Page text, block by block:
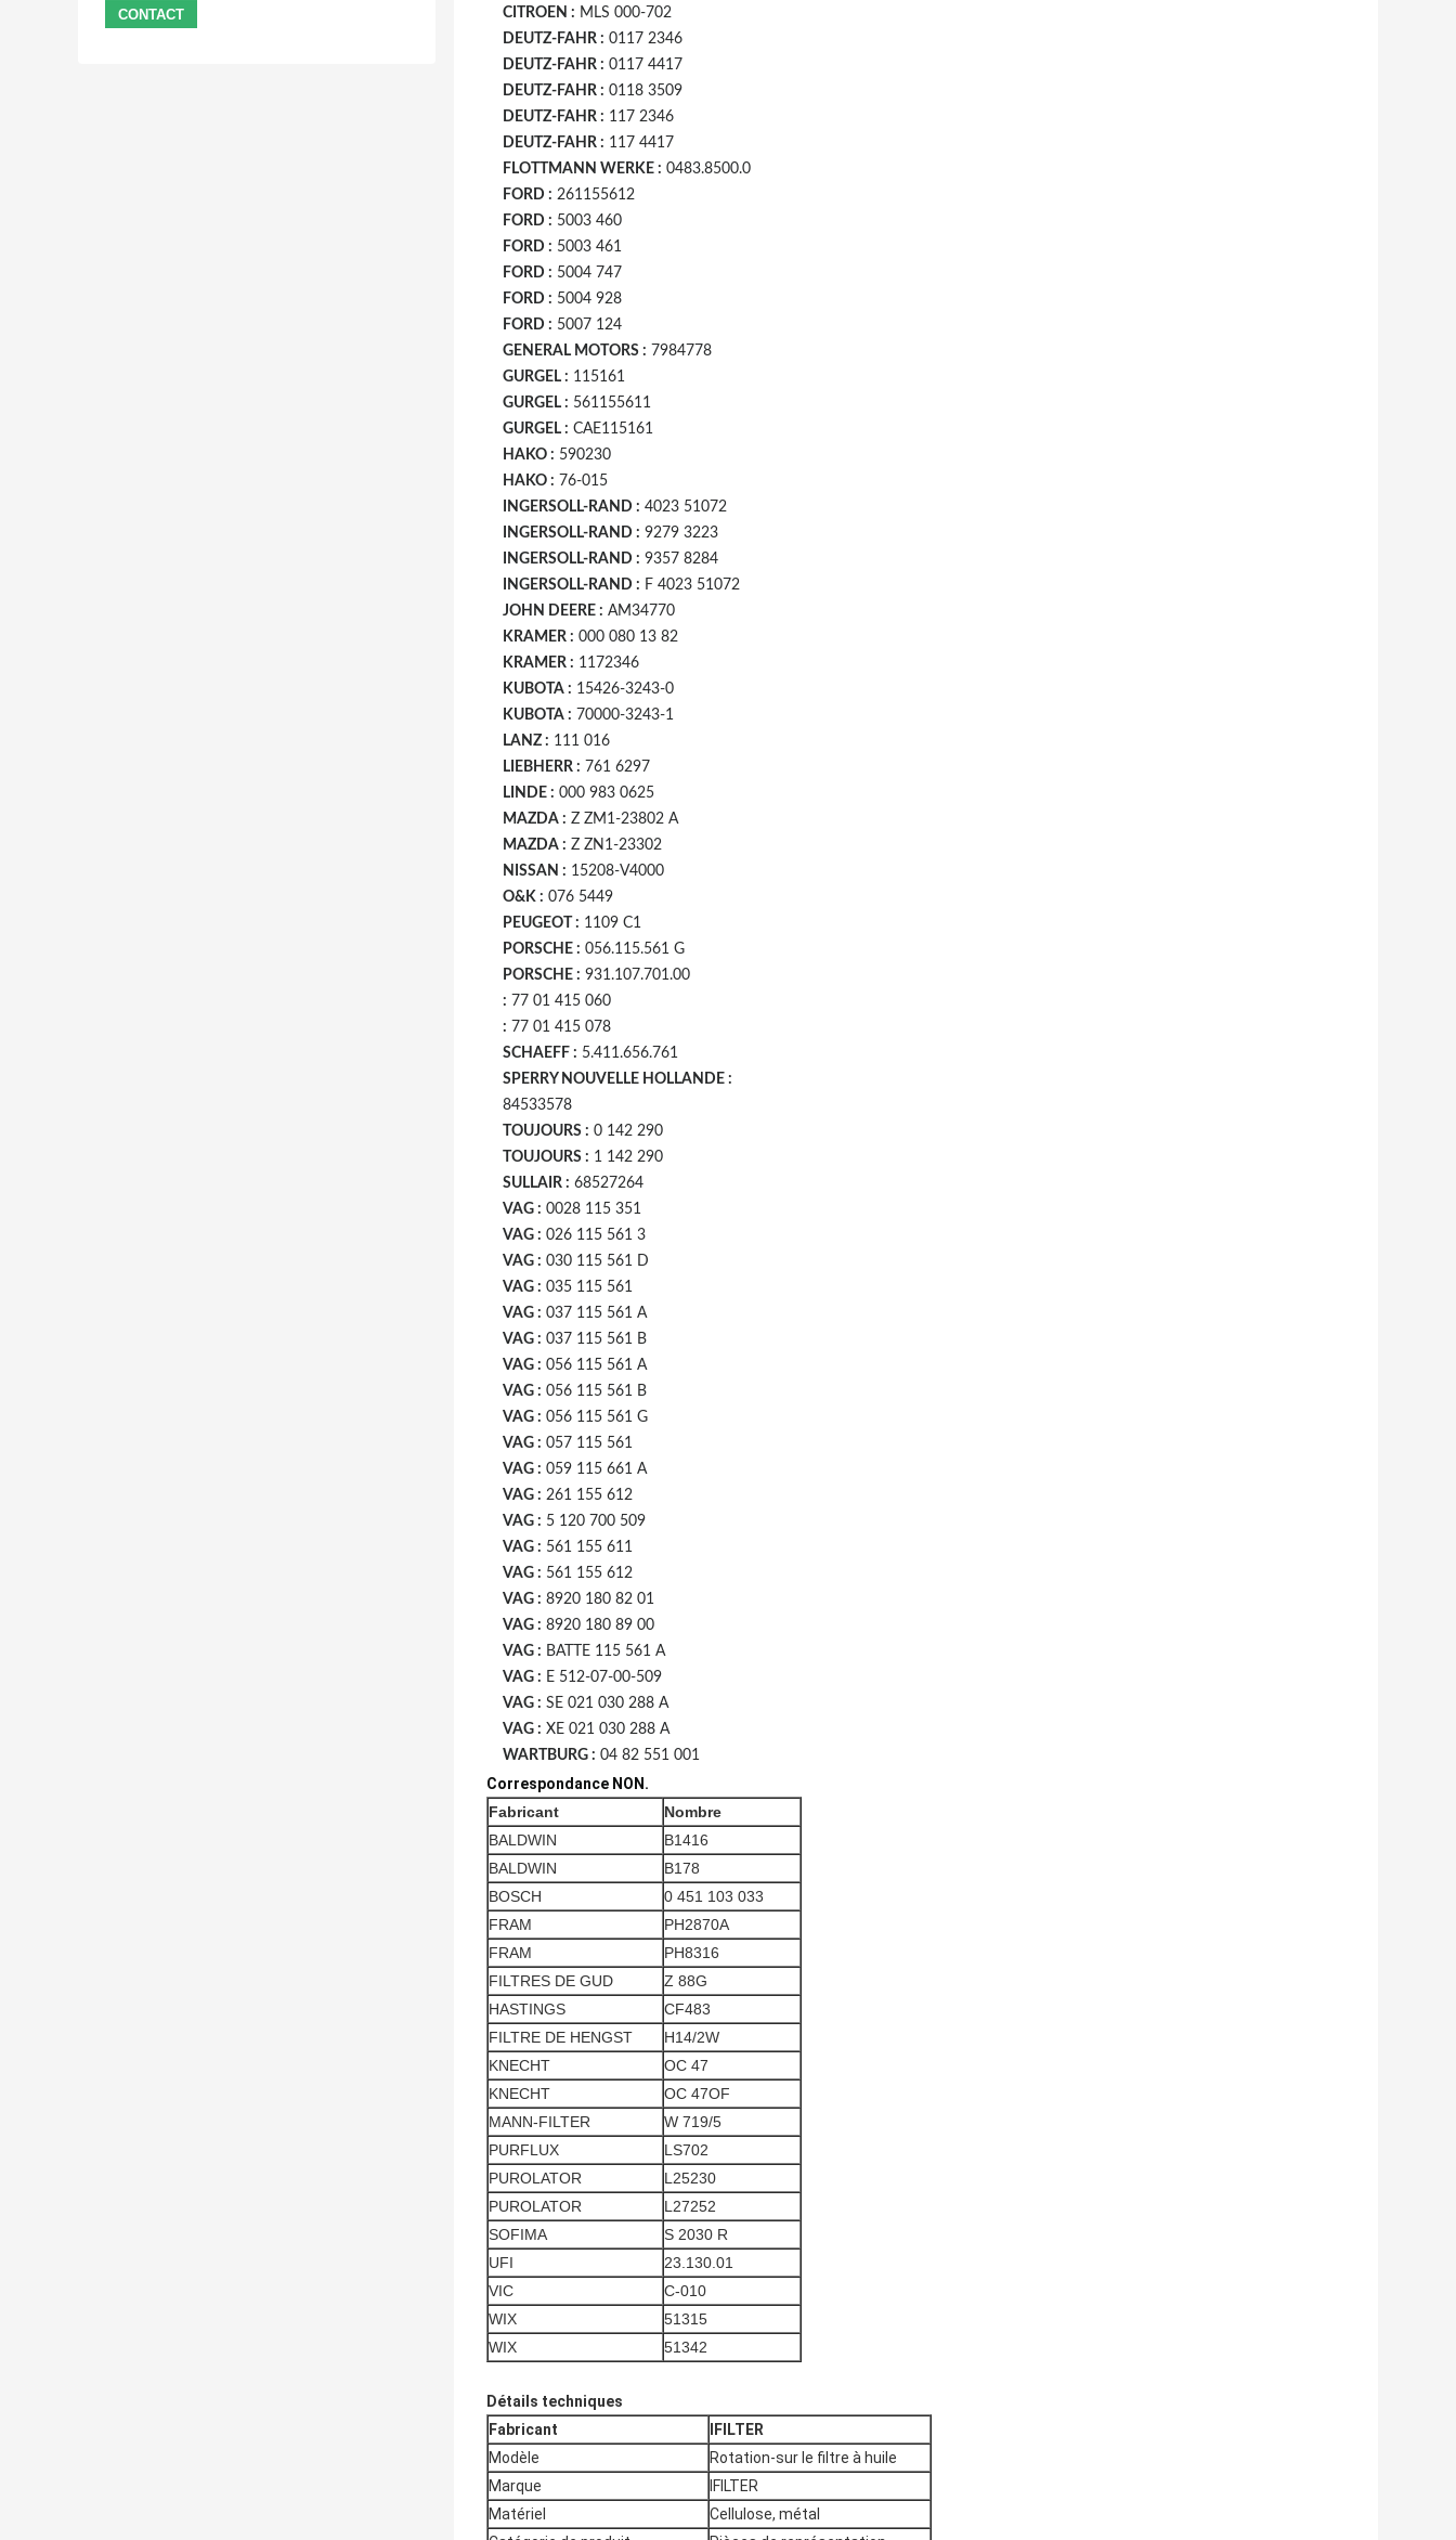
CITROEN : MLS 000-702
DEUTZ-FAHR : 0117 2346
DEUTZ-FAHR : 0117 4417
DEUTZ-FAHR : 0118 3509
DEUTZ-FAHR : 117 2346
DEUTZ-FAHR : 117 4417
FLOTTMANN WERKE : 0483.8500.0
FORD : 261155612
FORD : 5003 460
FORD : 5003 461
FORD : 5004 747
FORD : 5004 928
FORD : 5007 124
GENERAL MOTORS : 7984778
GURGEL : 115161
GURGEL : 561155611
GURGEL : CAE115161
HAKO : 590230
HAKO : 76-015
INGERSOLL-RAND : 4023 51072
INGERSOLL-RAND : 9279 3223
INGERSOLL-RAND : 9357 8284
INGERSOLL-RAND : F 4023 51072
JOHN DEERE : AM34770
KRAMER : 000 080 13 82
KRAMER : 1172346
KUBOTA : 15426-3243-0
KUBOTA : 70000-3243-1
LANZ : 111 016
LIEBHERR : 761 6297
LINDE : 000 983 0625
MAZDA : Z ZM1-23802 A
MAZDA : Z ZN1-23302
NISSAN : 15208-V4000
O&K : 076 5449
PEUGEOT : 1109 C1
PORSCHE : 056.115.561 G
PORSCHE : 931.107.701.00
: 77 01 415 060
: 77 01 415 078
SCHAEFF : 5.411.656.761
SPERRY NOUVELLE HOLLANDE :
84533578
TOUJOURS : 0 142 290
TOUJOURS : 1 142 290
SULLAIR : 68527264
VAG : 0028 115 351
VAG : 026 115 561 3
VAG : 030 115 561 D
VAG : 035 115 561
VAG : 037 115 561 A
VAG : 037 115 561 B
VAG : 056 115 561 A
VAG : 056 115 561 B
VAG : 056 115 561 G
VAG : 057 115 561
VAG : 059 115 661 A
VAG : 261 155 612
VAG : 5 120 700 509
VAG : 561 155 611
VAG : 561 155 612
VAG : 8920 180 82 01
VAG : 8920 180 89 00
VAG : BATTE 115 561 A
VAG : E 512-07-00-509
VAG : SE 021 030 288 A
VAG : XE 021 030 288 A
WARTBURG : 04 82 551 001
Correspondance NON.
Fabricant
Nombre
BALDWIN
B1416
BALDWIN
B178
BOSCH
0 451 103 033
FRAM
PH2870A
FRAM
PH8316
FILTRES DE GUD
Z 88G
HASTINGS
CF483
FILTRE DE HENGST
H14/2W
KNECHT
OC 47
KNECHT
OC 47OF
MANN-FILTER
W 719/5
PURFLUX
LS702
PUROLATOR
L25230
PUROLATOR
L27252
SOFIMA
S 2030 R
UFI
23.130.01
VIC
C-010
WIX
51315
WIX
51342
Détails techniques
Fabricant
IFILTER
Modèle
Rotation-sur le filtre à huile
Marque
IFILTER
Matériel
Cellulose, métal